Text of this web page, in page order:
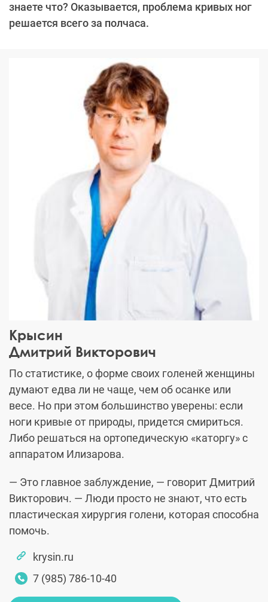
знаете что? Оказывается, проблема кривых ног
решается всего за полчаса.
Крысин
Дмитрий Викторович
По статистике, о форме своих голеней женщины
думают едва ли не чаще, чем об осанке или
весе. Но при этом большинство уверены: если
ноги кривые от природы, придется смириться.
Либо решаться на ортопедическую «каторгу» с
аппаратом Илизарова.
— Это главное заблуждение, — говорит Дмитрий
Викторович. — Люди просто не знают, что есть
пластическая хирургия голени, которая способна
помочь.
krysin.ru
7 (985) 786-10-40